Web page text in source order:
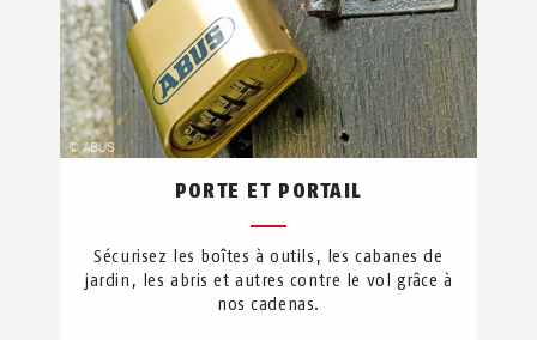
PORTE ET PORTAIL
Sécurisez les boîtes à outils, les cabanes de
jardin, les abris et autres contre le vol grâce à
nos cadenas.